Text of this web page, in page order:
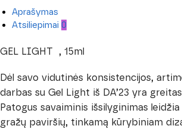
Aprašymas
Atsiliepimai 0
GEL LIGHT , 15ml
Dėl savo vidutinės konsistencijos,
darbas su Gel Light iš DA’23 yra
Patogus savaiminis išsilyginimas
gražų paviršių, tinkamą kūrybiniam